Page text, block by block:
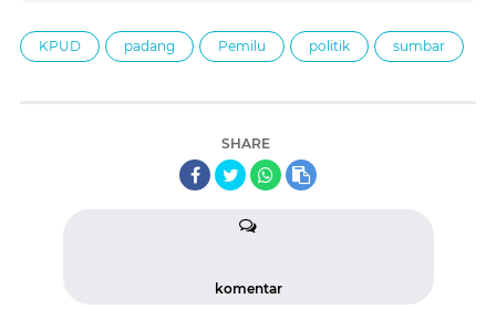
KPUD padang Pemilu politik sumbar
SHARE
komentar